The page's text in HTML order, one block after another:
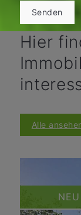
Senden
Hier
Alle
NEU